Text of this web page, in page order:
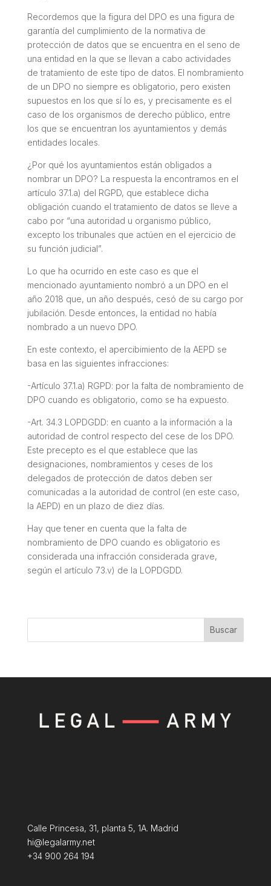
Recordemos que la figura del DPO es una figura de
garantía del cumplimiento de la normativa de
protección de datos que se encuentra en el seno de
una entidad en la que se llevan a cabo actividades
de tratamiento de este tipo de datos. El nombramiento
de un DPO no siempre es obligatorio, pero existen
supuestos en los que sí lo es, y precisamente es el
caso de los organismos de derecho público, entre
los que se encuentran los ayuntamientos y demás
entidades locales.
¿Por qué los ayuntamientos están obligados a
nombrar un DPO? La respuesta la encontramos en el
artículo 37.1.a) del RGPD, que establece dicha
obligación cuando el tratamiento de datos se lleve a
cabo por “una autoridad u organismo público,
excepto los tribunales que actúen en el ejercicio de
su función judicial”.
Lo que ha ocurrido en este caso es que el
mencionado ayuntamiento nombró a un DPO en el
año 2018 que, un año después, cesó de su cargo por
jubilación. Desde entonces, la entidad no había
nombrado a un nuevo DPO.
En este contexto, el apercibimiento de la AEPD se
basa en las siguientes infracciones:
-Artículo 37.1.a) RGPD: por la falta de nombramiento de
DPO cuando es obligatorio, como se ha expuesto.
-Art. 34.3 LOPDGDD: en cuanto a la información a la
autoridad de control respecto del cese de los DPO.
Este precepto es el que establece que las
designaciones, nombramientos y ceses de los
delegados de protección de datos deben ser
comunicadas a la autoridad de control (en este caso,
la AEPD) en un plazo de diez días.
Hay que tener en cuenta que la falta de
nombramiento de DPO cuando es obligatorio es
considerada una infracción considerada grave,
según el artículo 73.v) de la LOPDGDD.
Buscar
Calle Princesa, 31, planta 5, 1A. Madrid
hi@legalarmy.net
+34 900 264 194